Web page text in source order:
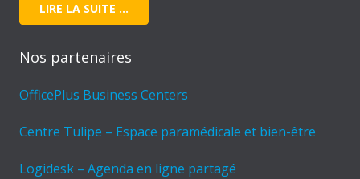
LIRE LA SUITE …
Nos partenaires
OfficePlus Business Centers
Centre Tulipe – Espace paramédicale et bien-être
Logidesk – Agenda en ligne partagé